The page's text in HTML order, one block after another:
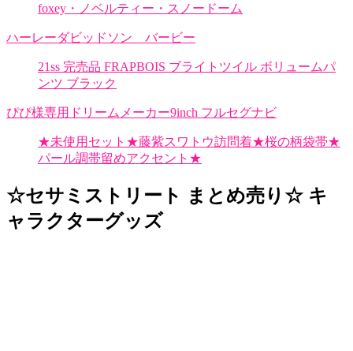
foxey・ノベルティー・スノードーム
ハーレーダビッドソン バービー
21ss 完売品 FRAPBOIS ブライトツイル ボリュームパ
ンツ ブラック
ぴぴ様専用ドリームメーカー9inch フルセグナビ
★未使用セット★藤紫スワトウ訪問着★桜の柄袋帯★
パール調帯留めアクセント★
☆セサミストリート まとめ売り☆ キ
ャラクターグッズ